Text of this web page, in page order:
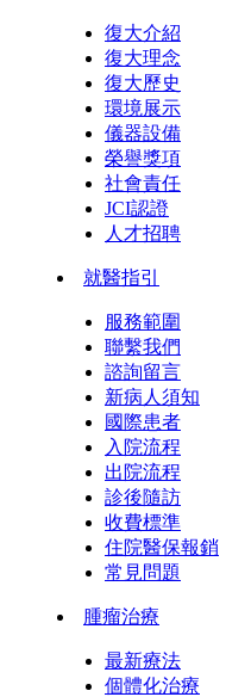
復大介紹
復大理念
復大歷史
環境展示
儀器設備
榮譽獎項
社會責任
JCI認證
人才招聘
就醫指引
服務範圍
聯繫我們
諮詢留言
新病人須知
國際患者
入院流程
出院流程
診後隨訪
收費標準
住院醫保報銷
常見問題
腫瘤治療
最新療法
個體化治療